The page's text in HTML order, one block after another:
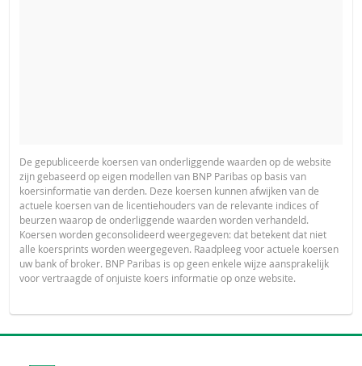
De gepubliceerde koersen van onderliggende waarden op de website
zijn gebaseerd op eigen modellen van BNP Paribas op basis van
koersinformatie van derden. Deze koersen kunnen afwijken van de
actuele koersen van de licentiehouders van de relevante indices of
beurzen waarop de onderliggende waarden worden verhandeld.
Koersen worden geconsolideerd weergegeven: dat betekent dat niet
alle koersprints worden weergegeven. Raadpleeg voor actuele koersen
uw bank of broker. BNP Paribas is op geen enkele wijze aansprakelijk
voor vertraagde of onjuiste koers informatie op onze website.